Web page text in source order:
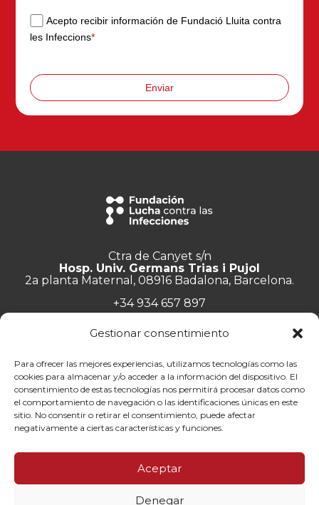
Gestionar consentimiento
Para ofrecer las mejores experiencias, utilizamos tecnologías como las
cookies para almacenar y/o acceder a la información del dispositivo. El
consentimiento de estas tecnologías nos permitirá procesar datos como
el comportamiento de navegación o las identificaciones únicas en este
sitio. No consentir o retirar el consentimiento, puede afectar
negativamente a ciertas características y funciones.
Aceptar
Denegar
Acepto recibir información de Fundació Lluita contra
les Infeccions*
Enviar
Ctra de Canyet s/n
Hosp. Univ. Germans Trias i Pujol
2a planta Maternal, 08916 Badalona, Barcelona.
+34 934 657 897
Trabaja con nosotros
Transparencia
Canal de denuncias
Contacto